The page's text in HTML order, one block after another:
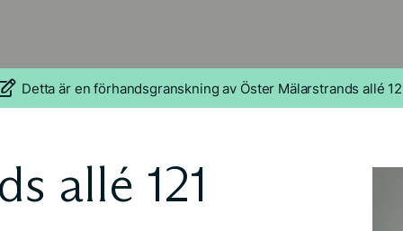
Detta är en förhandsgranskning av Öster Mälarstrands allé
allé 121